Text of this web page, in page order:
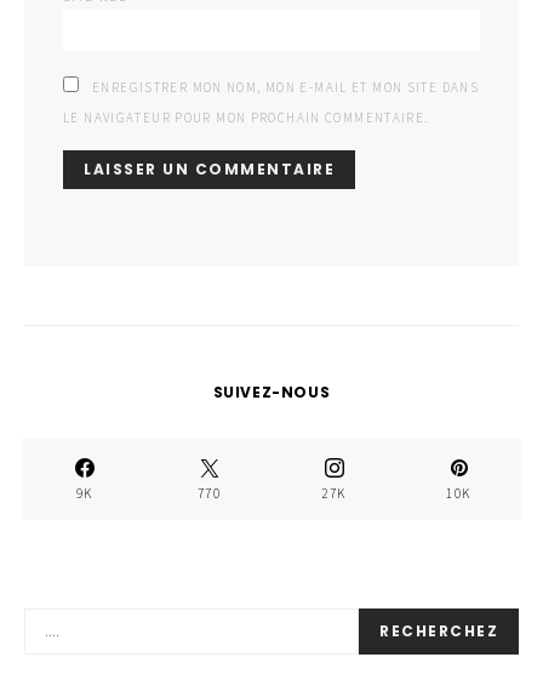
ENREGISTRER MON NOM, MON E-MAIL ET MON SITE DANS
LE NAVIGATEUR POUR MON PROCHAIN COMMENTAIRE.
SUIVEZ-NOUS
9K 770 27K 10K
RECHERCHEZ